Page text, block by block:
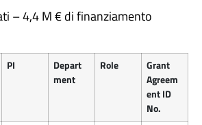
– 4,4 M € di finanziamento
PI
Depart
ment
Role
Grant
Agreem
ent ID
No.